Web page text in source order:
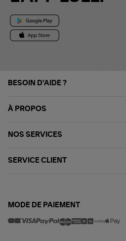
BESOIN D'AIDE ?
À PROPOS
NOS SERVICES
SERVICE CLIENT
MODE DE PAIEMENT